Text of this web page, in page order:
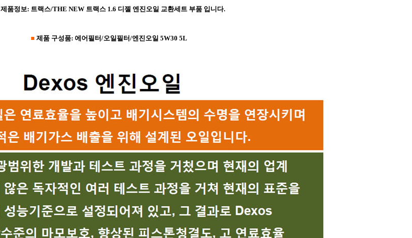
제품정보: 트랙스/THE NEW 트랙스 1.6 디젤 엔진오일 교환세트 부품 입니다.
■ 제품 구성품: 에어필터/오일필터/엔진오일 5W30 5L